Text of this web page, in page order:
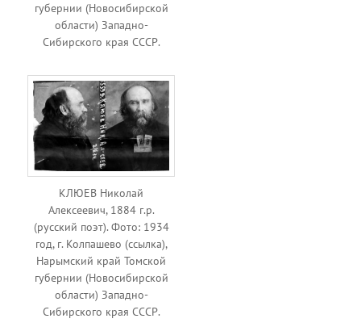
губернии (Новосибирской
области) Западно-
Сибирского края СССР.
КЛЮЕВ Николай
Алексеевич, 1884 г.р.
(русский поэт). Фото: 1934
год, г. Колпашево (ссылка),
Нарымский край Томской
губернии (Новосибирской
области) Западно-
Сибирского края СССР.